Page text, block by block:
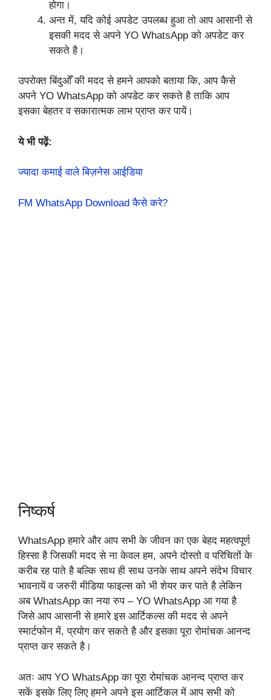
होगा।
अन्त में, यदि कोई अपडेट उपलब्ध हुआ तो आप आसानी से
इसकी मदद से अपने YO WhatsApp को अपडेट कर
सकते है।
उपरोक्त बिंदुओँ की मदद से हमने आपको बताया कि, आप कैसे
अपने YO WhatsApp को अपडेट कर सकते है ताकि आप
इसका बेहतर व सकारात्मक लाभ प्राप्त कर पायें।
ये भी पढ़ें:
ज्यादा कमाई वाले बिज़नेस आईडिया
FM WhatsApp Download कैसे करे?
निष्कर्ष
WhatsApp हमारे और आप सभी के जीवन का एक बेहद महत्वपूर्ण
हिस्सा है जिसकी मदद से ना केवल हम, अपने दोस्तो व परिचितों के
करीब रह पाते है बल्कि साथ ही साथ उनके साथ अपने संदेभ विचार
भावनायें व जरुरी मीडिया फाइल्स को भी शेयर कर पाते है लेकिन
अब WhatsApp का नया रुप – YO WhatsApp आ गया है
जिसे आप आसानी से हमारे इस आर्टिकल्स की मदद से अपने
स्मार्टफोन में, प्रयोग कर सकते है और इसका पूरा रोमांचक आनन्द
प्राप्त कर सकते है।
अतः आप YO WhatsApp का पूरा रोमांचक आनन्द प्राप्त कर
सकें इसके लिए लिए हमने अपने इस आर्टिकल में आप सभी को